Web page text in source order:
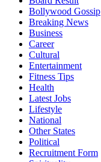
Bollywood Gossip
Breaking News
Business
Career
Cultural
Entertainment
Fitness Tips
Health
Latest Jobs
Lifestyle
National
Other States
Political
Recruitment Form